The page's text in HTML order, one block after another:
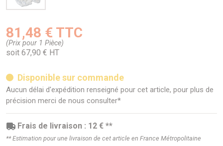
81,48 € TTC
(Prix pour 1 Pièce)
soit 67,90 € HT
Disponible sur commande
Aucun délai d'expédition renseigné pour cet article, pour plus de
précision merci de nous consulter*
Frais de livraison : 12 € **
** Estimation pour une livraison de cet article en France Métropolitaine